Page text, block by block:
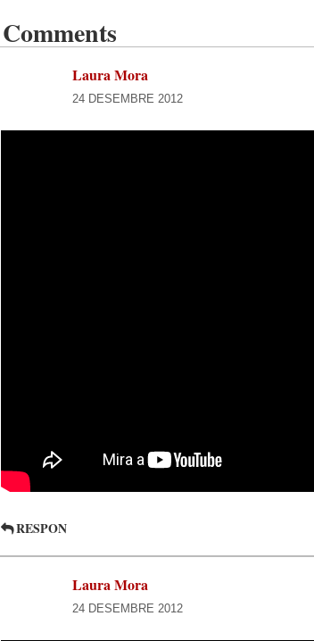
Laura Mora
24 DESEMBRE 2012
RESPON
Laura Mora
24 DESEMBRE 2012